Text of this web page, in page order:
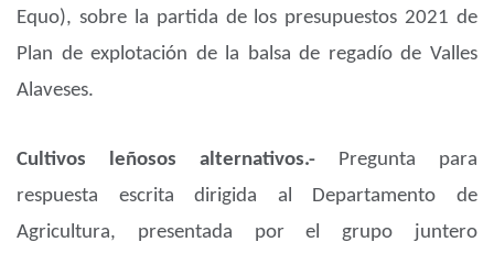
Equo), sobre la partida de los presupuestos 2021 de
Plan de explotación de la balsa de regadío de Valles
Alaveses.
Cultivos leñosos alternativos.- Pregunta para
respuesta escrita dirigida al Departamento de
Agricultura, presentada por el grupo juntero